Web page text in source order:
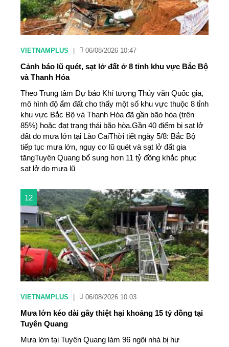
VIETNAMPLUS 06/08/2026 10:47
Cảnh báo lũ quét, sạt lở đất ở 8 tỉnh khu vực Bắc Bộ
và Thanh Hóa
Theo Trung tâm Dự báo Khí tượng Thủy văn Quốc gia,
mô hình độ ẩm đất cho thấy một số khu vực thuộc 8 tỉnh
khu vực Bắc Bộ và Thanh Hóa đã gần bão hòa (trên
85%) hoặc đạt trạng thái bão hòa.Gần 40 điểm bị sạt lở
đất do mưa lớn tại Lào CaiThời tiết ngày 5/8: Bắc Bộ
tiếp tục mưa lớn, nguy cơ lũ quét và sạt lở đất gia
tăngTuyên Quang bổ sung hơn 11 tỷ đồng khắc phục
sạt lở do mưa lũ
12
VIETNAMPLUS 06/08/2026 10:03
Mưa lớn kéo dài gây thiệt hại khoảng 15 tỷ đồng tại
Tuyên Quang
Mưa lớn tại Tuyên Quang làm 96 ngôi nhà bị hư